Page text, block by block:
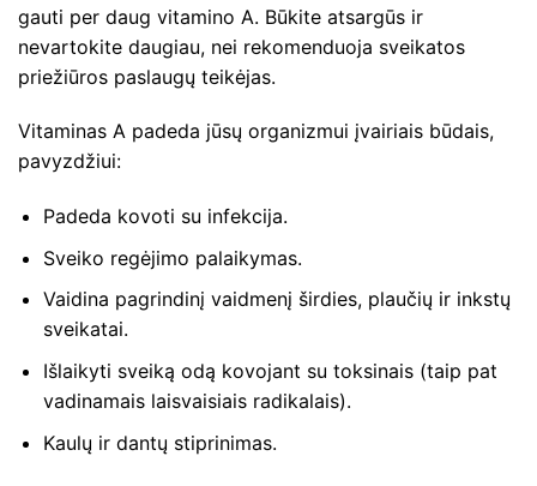
gauti per daug vitamino A. Būkite atsargūs ir
nevartokite daugiau, nei rekomenduoja sveikatos
priežiūros paslaugų teikėjas.
Vitaminas A padeda jūsų organizmui įvairiais būdais,
pavyzdžiui:
Padeda kovoti su infekcija.
Sveiko regėjimo palaikymas.
Vaidina pagrindinį vaidmenį širdies, plaučių ir inkstų
sveikatai.
Išlaikyti sveiką odą kovojant su toksinais (taip pat
vadinamais laisvaisiais radikalais).
Kaulų ir dantų stiprinimas.